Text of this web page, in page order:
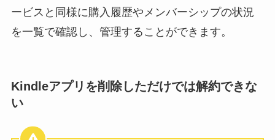
ービスと同様に購入履歴やメンバーシップの状況
を一覧で確認し、管理することができます。
Kindleアプリを削除しただけでは解約できな
い